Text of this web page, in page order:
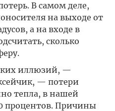
В самом деле,
на выходе от
а на входе в
сколько
иллюзий, —
— потери
тепла, в нашей
процентов. Причины